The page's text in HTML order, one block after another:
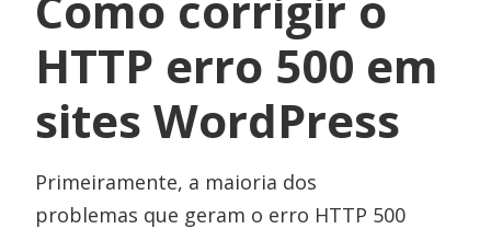
HTTP erro 500 em
sites WordPress
Primeiramente, a maioria dos
problemas que geram o erro HTTP 500